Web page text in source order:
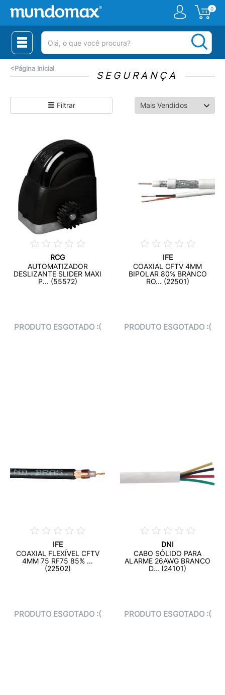
0
(pesquisar)
< Página Inicial
SEGURANÇA
Filtrar
RCG
AUTOMATIZADOR
DESLIZANTE SLIDER MAXI
P... (55572)
PRODUTO ESGOTADO :(
IFE
COAXIAL CFTV 4MM
BIPOLAR 80% BRANCO
RO... (22501)
PRODUTO ESGOTADO :(
IFE
COAXIAL FLEXÍVEL CFTV
4MM 75 RF75 85% ...
(22502)
PRODUTO ESGOTADO :(
DNI
CABO SÓLIDO PARA
ALARME 26AWG BRANCO
D... (24101)
PRODUTO ESGOTADO :(